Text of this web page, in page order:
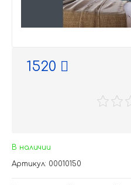
1520
В наличии
Артикул: 00010150